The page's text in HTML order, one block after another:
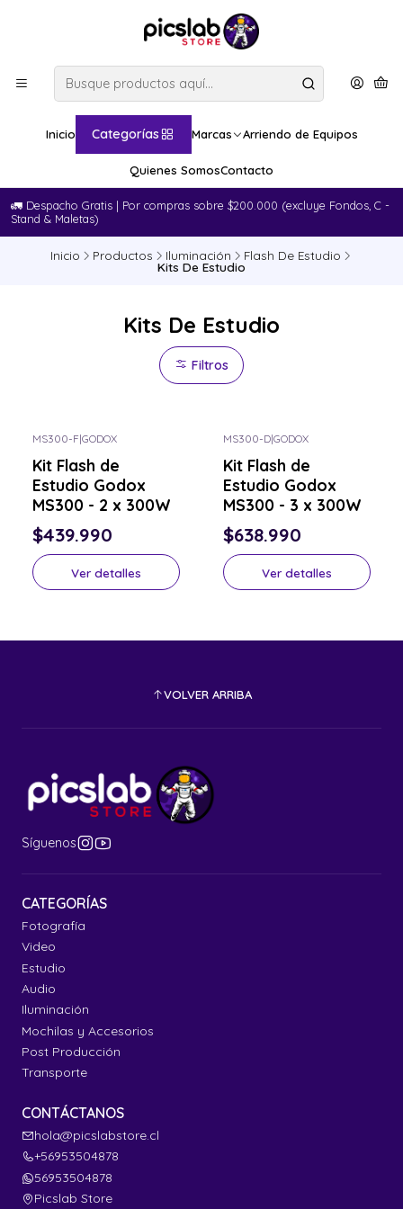
Inicio Categorías Marcas Arriendo de Equipos
Quienes SomosContacto
🚛​ Despacho Gratis | Por compras sobre $200.000 (excluye Fondos, C -
Stand & Maletas)
Inicio Productos Iluminación Flash De Estudio
Kits De Estudio
Kits De Estudio
Filtros
MS300-F|GODOX
Kit Flash de
Estudio Godox
MS300 - 2 x 300W
$439.990
Ver detalles
MS300-D|GODOX
Kit Flash de
Estudio Godox
MS300 - 3 x 300W
$638.990
Ver detalles
VOLVER ARRIBA
Síguenos
CATEGORÍAS
Fotografía
Video
Estudio
Audio
Iluminación
Mochilas y Accesorios
Post Producción
Transporte
CONTÁCTANOS
hola@picslabstore.cl
+56953504878
56953504878
Picslab Store